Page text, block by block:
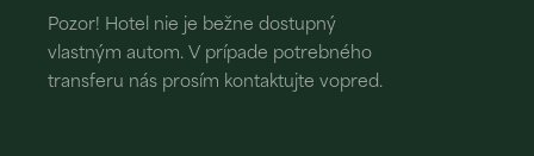
Pozor! Hotel nie je bežne dostupný
vlastným autom. V prípade potrebného
transferu nás prosím kontaktujte vopred.